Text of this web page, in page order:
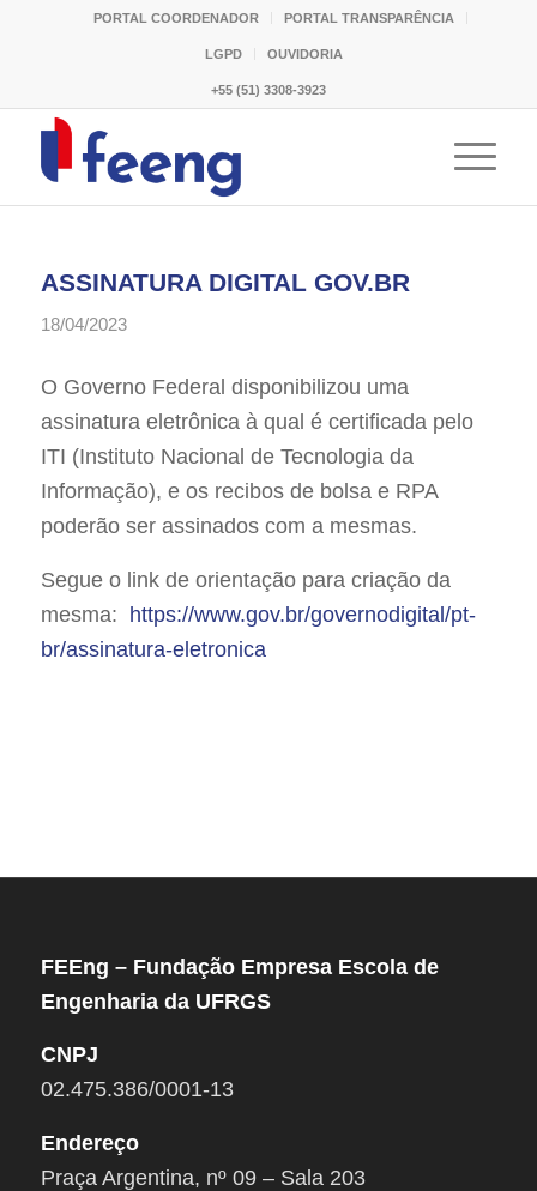
PORTAL COORDENADOR PORTAL TRANSPARÊNCIA
LGPD OUVIDORIA
+55 (51) 3308-3923
ASSINATURA DIGITAL GOV.BR
18/04/2023
O Governo Federal disponibilizou uma
assinatura eletrônica à qual é certificada pelo
ITI (Instituto Nacional de Tecnologia da
Informação), e os recibos de bolsa e RPA
poderão ser assinados com a mesmas.
Segue o link de orientação para criação da
mesma: https://www.gov.br/governodigital/pt-
br/assinatura-eletronica
FEEng – Fundação Empresa Escola de
Engenharia da UFRGS
CNPJ
02.475.386/0001-13
Endereço
Praça Argentina, nº 09 – Sala 203